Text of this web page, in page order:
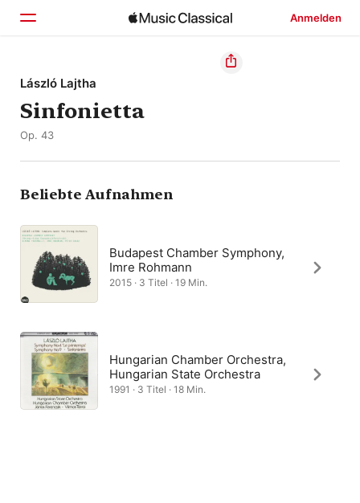
Anmelden
Startseite
Entdecken
László Lajtha
Sinfonietta
Op. 43
Beliebte Aufnahmen
Budapest Chamber Symphony,
Imre Rohmann
2015 · 3 Titel · 19 Min.
Hungarian Chamber Orchestra,
Hungarian State Orchestra
1991 · 3 Titel · 18 Min.